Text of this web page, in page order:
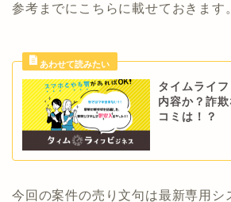
参考までにこちらに載せておきます
タイムライ
内容か？詐
コミは！？
今回の案件の売り文句は最新専用シ